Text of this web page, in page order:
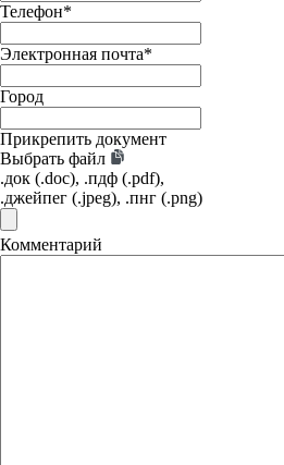
Телефон*
Электронная почта*
Город
Прикрепить документ
Выбрать файл
.док (.doc), .пдф (.pdf),
.джейпег (.jpeg), .пнг (.png)
Комментарий